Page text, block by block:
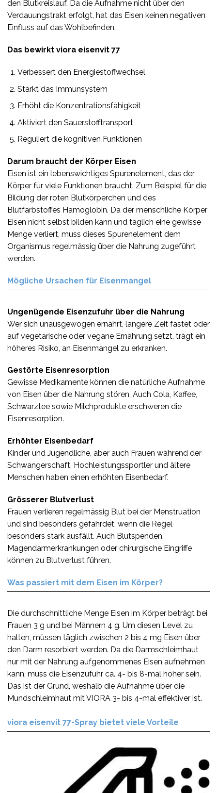
den Blutkreislauf. Da die Aufnahme nicht über den
Verdauungstrakt erfolgt, hat das Eisen keinen negativen
Einfluss auf das Wohlbefinden.
Das bewirkt viora eisenvit 77
Verbessert den Energiestoffwechsel
Stärkt das Immunsystem
Erhöht die Konzentrationsfähigkeit
Aktiviert den Sauerstofftransport
Reguliert die kognitiven Funktionen
Darum braucht der Körper Eisen
Eisen ist ein lebenswichtiges Spurenelement, das der
Körper für viele Funktionen braucht. Zum Beispiel für die
Bildung der roten Blutkörperchen und des
Blutfarbstoffes Hämoglobin. Da der menschliche Körper
Eisen nicht selbst bilden kann und täglich eine gewisse
Menge verliert, muss dieses Spurenelement dem
Organismus regelmässig über die Nahrung zugeführt
werden.
Mögliche Ursachen für Eisenmangel
Ungenügende Eisenzufuhr über die Nahrung
Wer sich unausgewogen ernährt, längere Zeit fastet oder
auf vegetarische oder vegane Ernährung setzt, trägt ein
höheres Risiko, an Eisenmangel zu erkranken.
Gestörte Eisenresorption
Gewisse Medikamente können die natürliche Aufnahme
von Eisen über die Nahrung stören. Auch Cola, Kaffee,
Schwarztee sowie Milchprodukte erschweren die
Eisenresorption.
Erhöhter Eisenbedarf
Kinder und Jugendliche, aber auch Frauen während der
Schwangerschaft, Hochleistungssportler und ältere
Menschen haben einen erhöhten Eisenbedarf.
Grösserer Blutverlust
Frauen verlieren regelmässig Blut bei der Menstruation
und sind besonders gefährdet, wenn die Regel
besonders stark ausfällt. Auch Blutspenden,
Magendarmerkrankungen oder chirurgische Eingriffe
können zu Blutverlust führen.
Was passiert mit dem Eisen im Körper?
Die durchschnittliche Menge Eisen im Körper beträgt bei
Frauen 3 g und bei Männern 4 g. Um diesen Level zu
halten, müssen täglich zwischen 2 bis 4 mg Eisen über
den Darm resorbiert werden. Da die Darmschleimhaut
nur mit der Nahrung aufgenommenes Eisen aufnehmen
kann, muss die Eisenzufuhr ca. 4- bis 8-mal höher sein.
Das ist der Grund, weshalb die Aufnahme über die
Mundschleimhaut mit VIORA 3- bis 4-mal effektiver ist.
viora eisenvit 77-Spray bietet viele Vorteile